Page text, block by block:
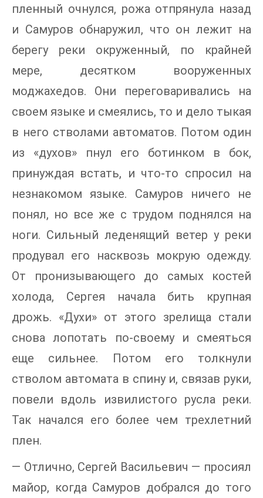
пленный очнулся, рожа отпрянула назад
и Самуров обнаружил, что он лежит на
берегу реки окруженный, по крайней
мере, десятком вооруженных
моджахедов. Они переговаривались на
своем языке и смеялись, то и дело тыкая
в него стволами автоматов. Потом один
из «духов» пнул его ботинком в бок,
принуждая встать, и что-то спросил на
незнакомом языке. Самуров ничего не
понял, но все же с трудом поднялся на
ноги. Сильный леденящий ветер у реки
продувал его насквозь мокрую одежду.
От пронизывающего до самых костей
холода, Сергея начала бить крупная
дрожь. «Духи» от этого зрелища стали
снова лопотать по-своему и смеяться
еще сильнее. Потом его толкнули
стволом автомата в спину и, связав руки,
повели вдоль извилистого русла реки.
Так начался его более чем трехлетний
плен.
— Отлично, Сергей Васильевич — просиял
майор, когда Самуров добрался до того